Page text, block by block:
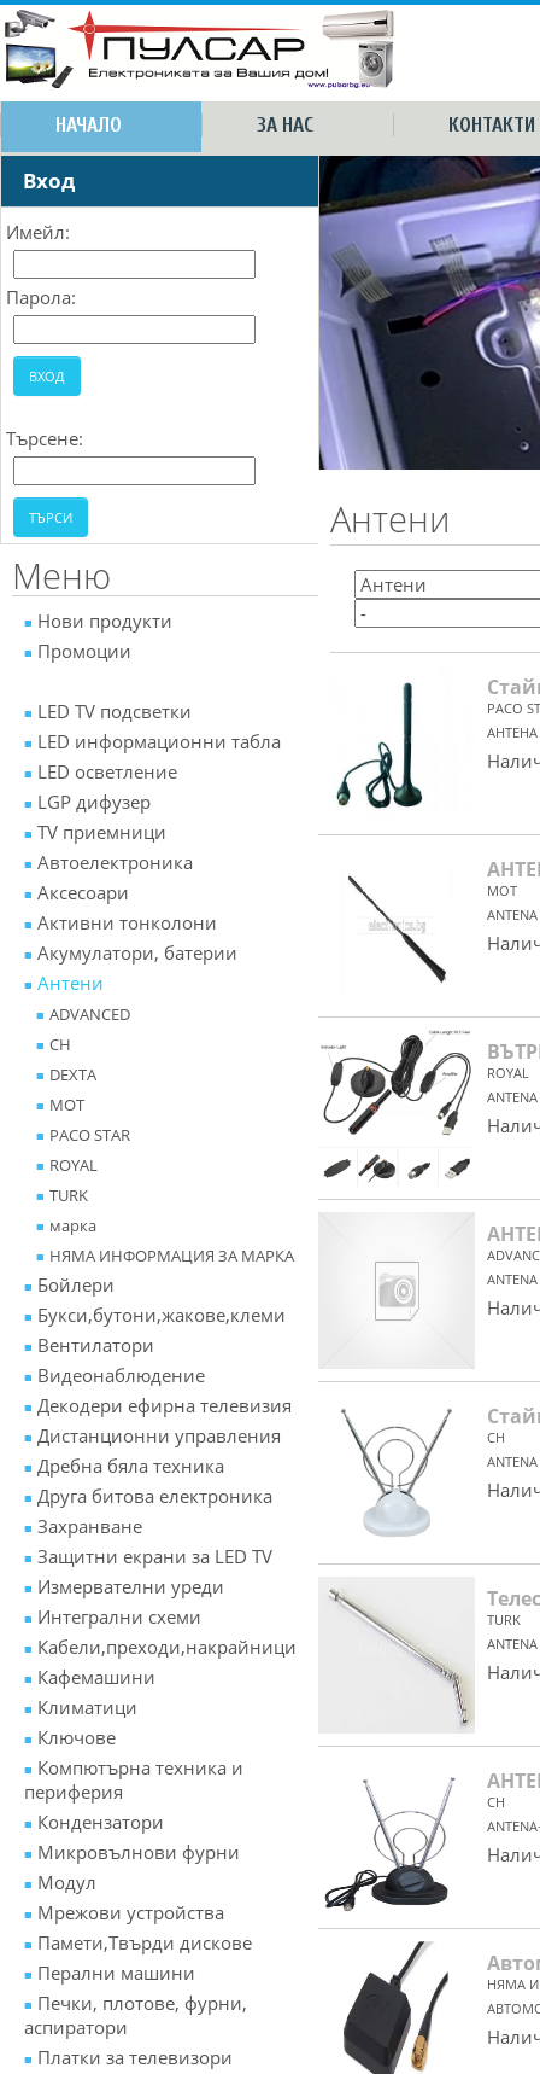
НАЧАЛО ЗА НАС КОНТАКТИ
Вход
Имейл:
Парола:
Търсене:
Меню
Нови продукти
Промоции
LED TV подсветки
LED информационни табла
LED осветление
LGP дифузер
TV приемници
Автоелектроника
Аксесоари
Активни тонколони
Акумулатори, батерии
Антени
ADVANCED
CH
DEXTA
MOT
PACO STAR
ROYAL
TURK
марка
НЯМА ИНФОРМАЦИЯ ЗА МАРКА
Бойлери
Букси,бутони,жакове,клеми
Вентилатори
Видеонаблюдение
Декодери ефирна телевизия
Дистанционни управления
Дребна бяла техника
Друга битова електроника
Захранване
Защитни екрани за LED TV
Измервателни уреди
Интегрални схеми
Кабели,преходи,накрайници
Кафемашини
Климатици
Ключове
Компютърна техника и
периферия
Кондензатори
Микровълнови фурни
Модул
Мрежови устройства
Памети,Твърди дискове
Перални машини
Печки, плотове, фурни,
аспиратори
Платки за телевизори
Антени
PACO
АНТЕНА
MOT
ROYAL
CH
TURK
CH
НЯМА